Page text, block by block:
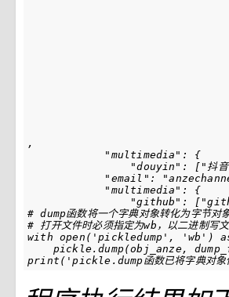
,
"multimedia" :
{
"douyin" : [ "抖
"email" :
"multimedia" :
{
"github" : [
# dump函数将一个字典对象转化为字节
# 打开文件时必须指定为wb，以二进制写
with open ( 'pickledump' , 'wb' )
pickle.dump(obj_anze,
print ( 'pickle.dump函数已将字典对